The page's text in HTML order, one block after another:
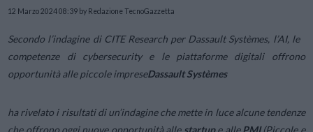
12 Marzo 2024 08:39 by Redazione TecnoGazzetta
Secondo l’indagine di CITE Research per Dassault Systèmes, l’AI, le
competenze di cybersecurity e le piattaforme digitali offrono
opportunità alle piccole impreseDassault Systèmes
ha rivelato i risultati di un’indagine che mette in luce alcune tendenze
che offrono oggi nuove opportunità alle startupe allePMI(Piccole e